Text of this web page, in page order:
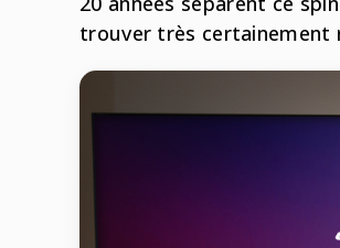
trouver très certainement